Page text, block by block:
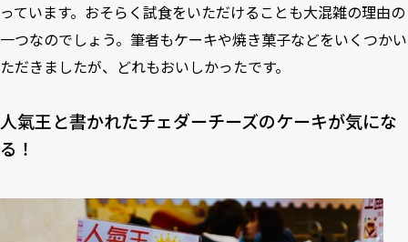
っています。おそらく試食をいただけることも大混雑の理由の
一つなのでしょう。筆者もケーキや焼き菓子などをいくつかい
ただきましたが、どれもおいしかったです。
人氣王と書かれたチェダーチーズのケーキが気にな
る！